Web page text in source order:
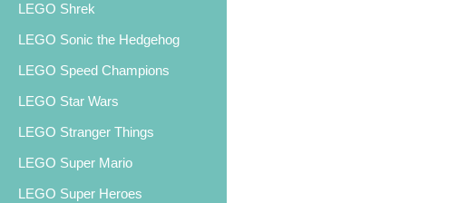
LEGO Shrek
LEGO Sonic the Hedgehog
LEGO Speed Champions
LEGO Star Wars
LEGO Stranger Things
LEGO Super Mario
LEGO Super Heroes